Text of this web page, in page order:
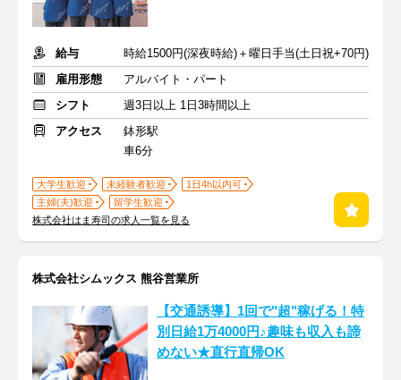
給与
時給1500円(深夜時給)＋曜日手当(土日祝+70円)
雇用形態
アルバイト・パート
シフト
週3日以上 1日3時間以上
アクセス
鉢形駅
車6分
大学生歓迎 未経験者歓迎
1日4h以内可
主婦(夫)歓迎
留学生歓迎
株式会社はま寿司の求人一覧を見る
株式会社シムックス 熊谷営業所
【交通誘導】1回で"超"稼げる！特
別日給1万4000円♪趣味も収入も諦
めない★直行直帰OK